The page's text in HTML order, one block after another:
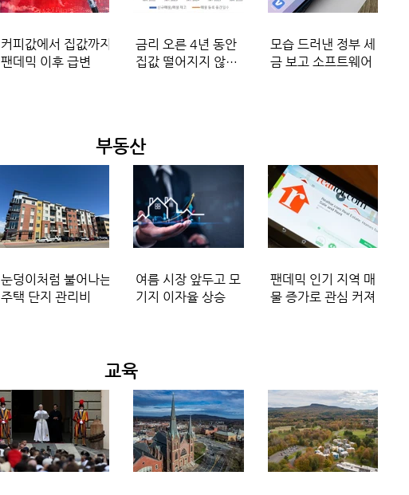
커피값에서 집값까지
팬데믹 이후 급변
금리 오른 4년 동안
집값 떨어지지 않은
모습 드러낸 정부 세
금 보고 소프트웨어
부동산
눈덩이처럼 불어나는
주택 단지 관리비
여름 시장 앞두고 모
기지 이자율 상승
팬데믹 인기 지역 매
물 증가로 관심 커져
교육